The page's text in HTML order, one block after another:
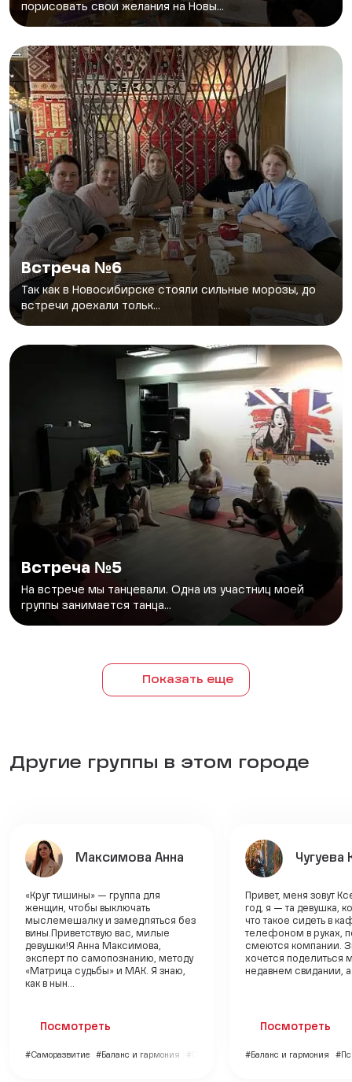
порисовать свои желания на Новы...
Встреча №6
Так как в Новосибирске стояли сильные морозы, до
встречи доехали тольк...
Встреча №5
На встрече мы танцевали. Одна из участниц моей
группы занимается танца...
Показать еще
Другие группы в этом городе
Максимова Анна
«Круг тишины» — группа для
женщин, чтобы выключать
мыслемешалку и замедляться без
вины.Приветствую вас, милые
девушки!Я Анна Максимова,
эксперт по самопознанию, методу
«Матрица судьбы» и МАК. Я знаю,
как в нын...
Посмотреть
#Саморазвитие #Баланс и гармония #Психология
Чугуева
Привет, меня зовут
год, я — та девушка,
что такое сидеть в
телефоном в руках,
смеются компании.
хочется поделиться
недавнем свидании, а
Посмотреть
#Баланс и гармония